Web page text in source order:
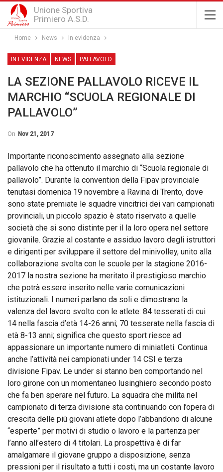
Unione Sportiva
Primiero A.S.D.
Home News In evidenza
IN EVIDENZA NEWS PALLAVOLO
LA SEZIONE PALLAVOLO RICEVE IL
MARCHIO “SCUOLA REGIONALE DI
PALLAVOLO”
On Nov 21, 2017
Importante riconoscimento assegnato alla sezione
pallavolo che ha ottenuto il marchio di “Scuola regionale di
pallavolo”. Durante la convention della Fipav provinciale
tenutasi domenica 19 novembre a Ravina di Trento, dove
sono state premiate le squadre vincitrici dei vari campionati
provinciali, un piccolo spazio è stato riservato a quelle
società che si sono distinte per il la loro opera nel settore
giovanile. Grazie al costante e assiduo lavoro degli istruttori
e dirigenti per sviluppare il settore del minivolley, unito alla
collaborazione svolta con le scuole per la stagione 2016-
2017 la nostra sezione ha meritato il prestigioso marchio
che potrà essere inserito nelle varie comunicazioni
istituzionali. I numeri parlano da soli e dimostrano la
valenza del lavoro svolto con le atlete: 84 tesserati di cui
14 nella fascia d’età 14-26 anni; 70 tesserate nella fascia di
età 8-13 anni; significa che questo sport riesce ad
appassionare un importante numero di miniatleti. Continua
anche l’attività nei campionati under 14 CSI e terza
divisione Fipav. Le under si stanno ben comportando nel
loro girone con un momentaneo lusinghiero secondo posto
che fa ben sperare nel futuro. La squadra che milita nel
campionato di terza divisione sta continuando con l’opera di
crescita delle più giovani atlete dopo l’abbandono di alcune
“esperte” per motivi di studio o lavoro e la partenza per
l’anno all’estero di 4 titolari. La prospettiva è di far
amalgamare il giovane gruppo a disposizione, senza
pressioni per il risultato a tutti i costi, ma un costante lavoro